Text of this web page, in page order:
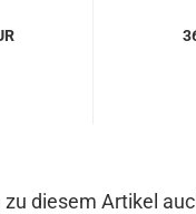
diesem Artikel